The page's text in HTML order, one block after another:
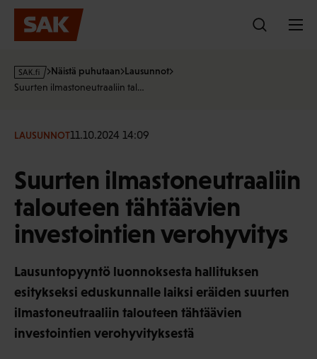
Hyppää
sisältöön
s
a
f
Näistä puhutaan Lausunnot
Suurten ilmastoneutraaliin tal…
LAUSUNNOT11.10.2024 14:09
Suurten ilmastoneutraaliin
talouteen tähtäävien
investointien verohyvitys
Lausuntopyyntö luonnoksesta hallituksen
esitykseksi eduskunnalle laiksi eräiden suurten
ilmastoneutraaliin talouteen tähtäävien
investointien verohyvityksestä